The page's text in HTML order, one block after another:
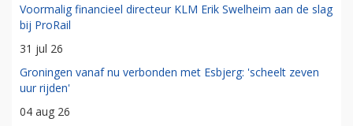
Voormalig financieel directeur KLM Erik Swelheim aan de slag
bij ProRail
31 jul 26
Groningen vanaf nu verbonden met Esbjerg: 'scheelt zeven
uur rijden'
04 aug 26